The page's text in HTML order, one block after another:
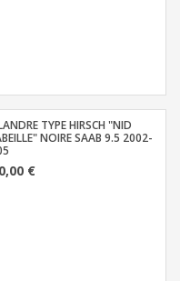
TYPE HIRSCH "NID
NOIRE SAAB 9.5 2002-
€